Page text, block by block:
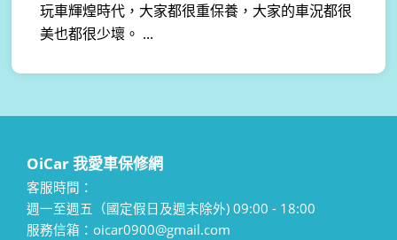
玩車輝煌時代，大家都很重保養，大家的車況都很
美也都很少壞。 ...
OiCar 我愛車保修網
客服時間：
週一至週五（國定假日及週末除外) 09:00 - 18:00
服務信箱：oicar0900@gmail.com